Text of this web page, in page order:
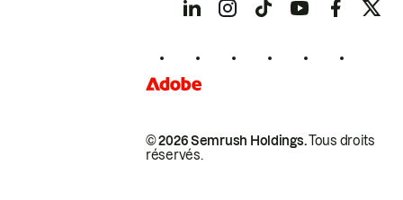
© 2026 Semrush Holdings.Tous droits
réservés.